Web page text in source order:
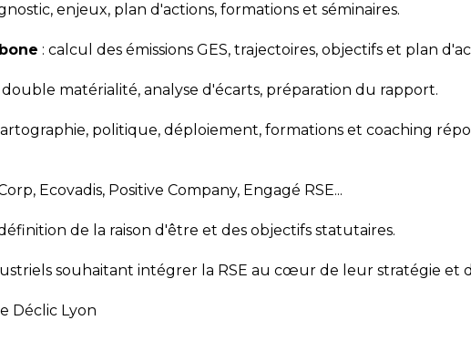
enjeux, plan d'actions, formations et séminaires.
: calcul des émissions GES, trajectoires, objectifs et plan
double matérialité, analyse d'écarts, préparation du rapport.
politique, déploiement, formations et coaching
Ecovadis, Positive Company, Engagé RSE...
de la raison d'être et des objectifs statutaires.
souhaitant intégrer la RSE au cœur de leur stratégie et
Déclic Lyon